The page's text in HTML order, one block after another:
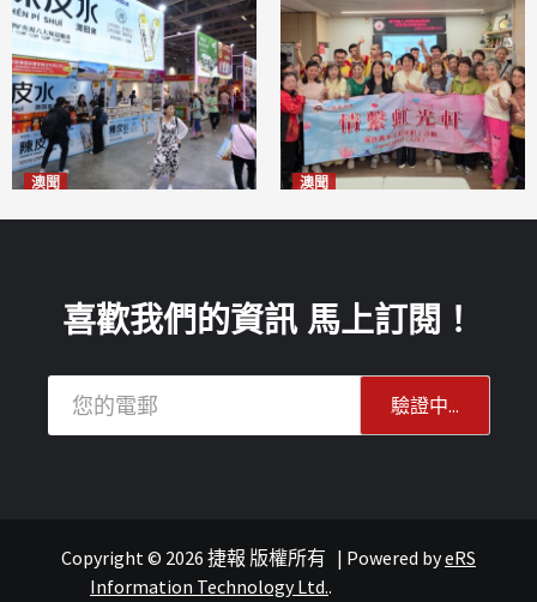
澳聞 澳聞
文化
喜歡我們的資訊 馬上訂閱！
Copyright © 2026 捷報 版權所有 | Powered byeRS
Information Technology Ltd..